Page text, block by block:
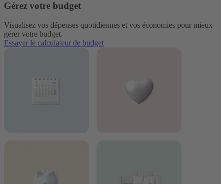
Gérez votre budget
Visualisez vos dépenses quotidiennes et vos économies pour mieux
gérer votre budget.
Essayer le calculateur de budget